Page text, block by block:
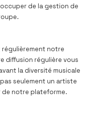
de la gestion de
régulièrement notre
diffusion régulière vous
la diversité musicale
seulement un artiste
de notre plateforme.